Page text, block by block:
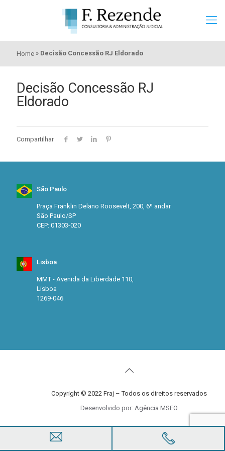
Home » Decisão Concessão RJ Eldorado
Decisão Concessão RJ
Eldorado
Compartilhar
São Paulo
Praça Franklin Delano Roosevelt, 200, 6º andar
São Paulo/SP
CEP: 01303-020
Lisboa
MMT - Avenida da Liberdade 110,
Lisboa
1269-046
Copyright © 2022 Fraj – Todos os direitos reservados
Desenvolvido por: Agência MSEO